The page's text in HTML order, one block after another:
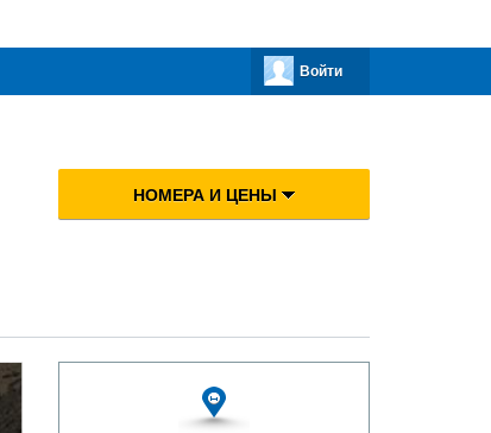
Войти
НОМЕРА И ЦЕНЫ